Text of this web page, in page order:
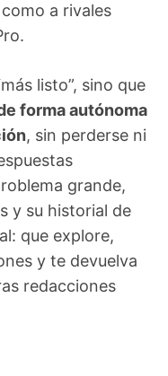
a rivales
listo”, sino que
forma autónoma
, sin perderse ni
grande,
y su historial de
que explore,
y te devuelva
redacciones